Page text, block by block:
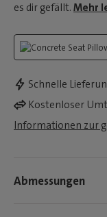
es dir gefällt. Mehr
Schnelle
Kostenloser
Informationen zur
Abmessungen